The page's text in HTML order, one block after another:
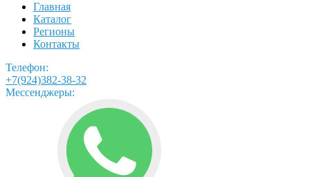
Главная
Каталог
Регионы
Контакты
Телефон:
+7(924)382-38-32
Мессенджеры: